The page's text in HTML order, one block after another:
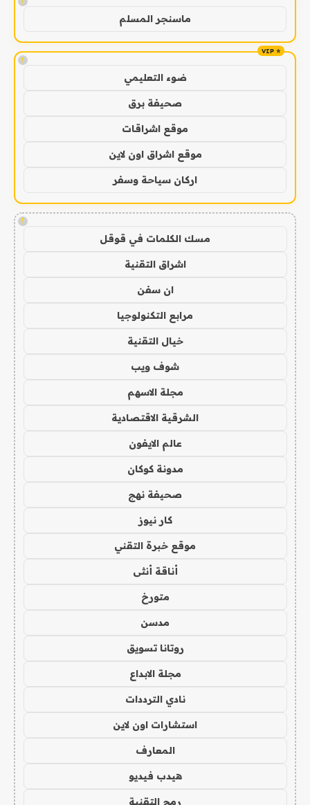
ماسنجر المسلم
!
ضوء التعليمي
صحيفة برق
موقع اشراقات
موقع اشراق اون لاين
اركان سياحة وسفر
!
مسك الكلمات في قوقل
اشراق التقنية
ان سفن
مرابع التكنولوجيا
خيال التقنية
شوف ويب
مجلة الاسهم
الشرقية الاقتصادية
عالم الايفون
مدونة كوكان
صحيفة نهج
كار نيوز
موقع خبرة التقني
أناقة أنثى
متورخ
مدسن
روتانا تسويق
مجلة الابداع
نادي الترددات
استشارات اون لاين
المعارف
هيدب فيديو
رمح التقنية